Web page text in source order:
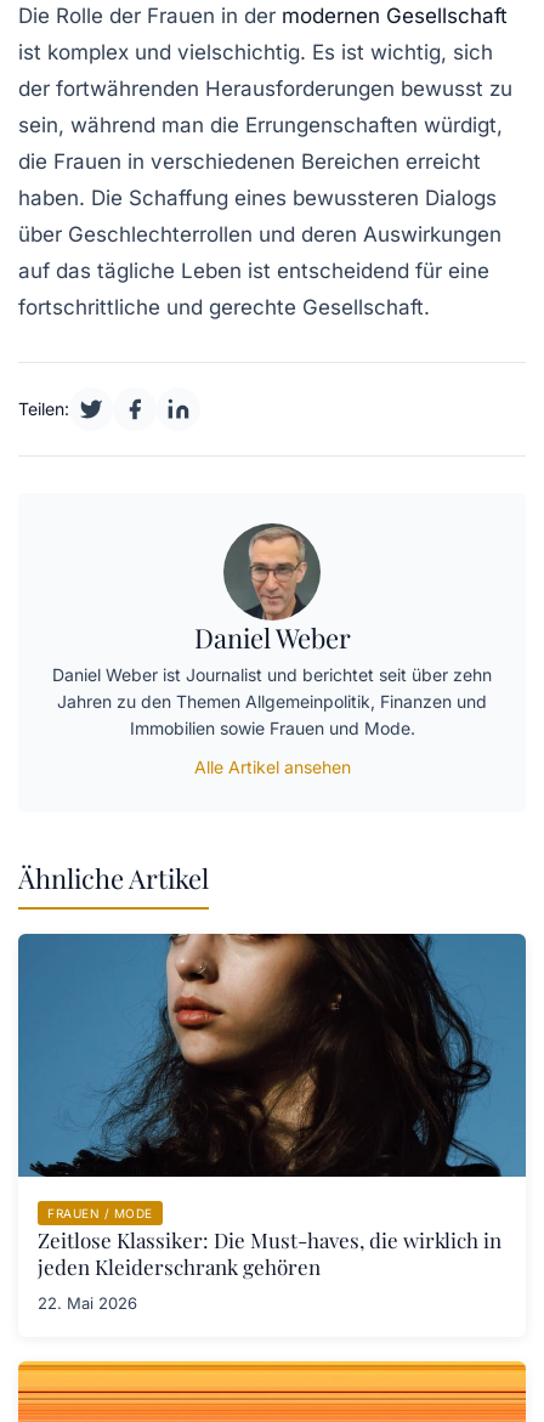
Die Rolle der Frauen in der modernen Gesellschaft
ist komplex und vielschichtig. Es ist wichtig, sich
der fortwährenden Herausforderungen bewusst zu
sein, während man die Errungenschaften würdigt,
die Frauen in verschiedenen Bereichen erreicht
haben. Die Schaffung eines bewussteren Dialogs
über Geschlechterrollen und deren Auswirkungen
auf das tägliche Leben ist entscheidend für eine
fortschrittliche und gerechte Gesellschaft.
Teilen:
Daniel Weber
Daniel Weber ist Journalist und berichtet seit über zehn
Jahren zu den Themen Allgemeinpolitik, Finanzen und
Immobilien sowie Frauen und Mode.
Alle Artikel ansehen
Ähnliche Artikel
FRAUEN / MODE
Zeitlose Klassiker: Die Must-haves, die wirklich in
jeden Kleiderschrank gehören
22. Mai 2026